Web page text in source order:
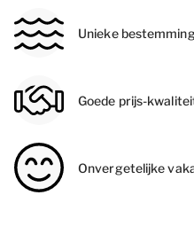
Unieke bestemming
Goede prijs-
Onvergetelijke